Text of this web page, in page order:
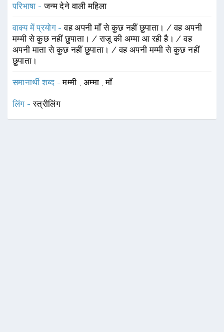
परिभाषा -जन्म देने वाली महिला
वाक्य में प्रयोग -वह अपनी माँ से कुछ नहीं छुपाता। / वह अपनी
मम्मी से कुछ नहीं छुपाता। / राजू की अम्मा आ रही है। / वह
अपनी माता से कुछ नहीं छुपाता। / वह अपनी मम्मी से कुछ नहीं
छुपाता।
समानार्थी शब्द -मम्मी अम्मा ,माँ
लिंग -स्त्रीलिंग